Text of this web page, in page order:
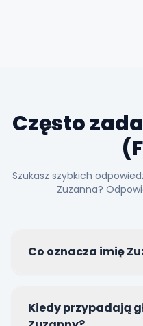
Często
Szukasz szybkich
Zuzanna?
Co oznacza imię
oznacza 'lilię' lub
Kiedy przypadają